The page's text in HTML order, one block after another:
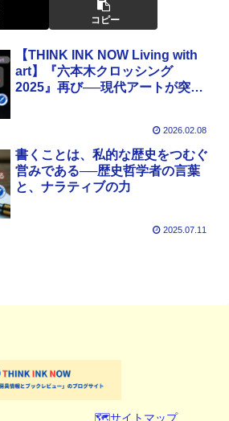
コピー
【THINK INK NOW Living with
art】『六本木クロッシング
2025』再び──現代アートが突き
2026.02.08
書くことは、私的な歴史をつむぐ
営みである──歴史哲学者の言葉
と、ナラティブの力
2025.07.11
🗺️サイトマップ